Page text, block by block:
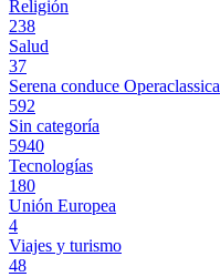
Religión
238
Salud
37
Serena conduce Operaclassica
592
Sin categoría
5940
Tecnologías
180
Unión Europea
4
Viajes y turismo
48